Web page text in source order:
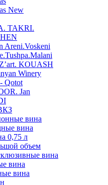
New
TAKRI.
Areni.Voskeni
KOUASH
Winery
Qotot
Jan
вина
вина
0,75 л
объем
вина
вина
вина